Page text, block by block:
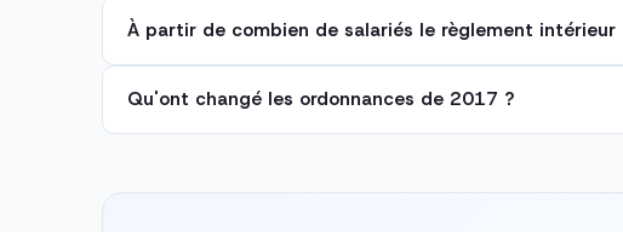
À partir de combien de salariés le règlement
Qu'ont changé les ordonnances de 2017 ?